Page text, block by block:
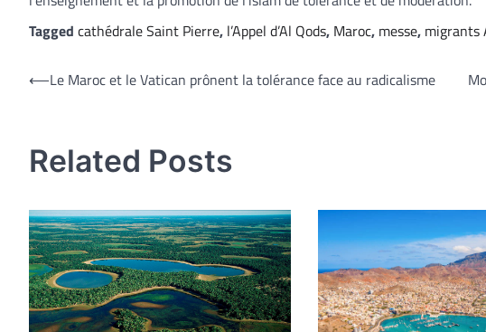
Tagged cathédrale Saint Pierre, l’Appel d’Al Qods, Maroc, messe, migrants
Navigation
⟵Le Maroc et le Vatican prônent la tolérance face au radicalisme
Related Posts